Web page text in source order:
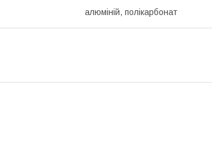
алюміній, полікарбонат